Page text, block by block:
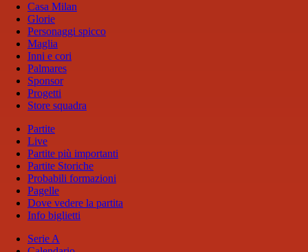
Casa Milan
Glorie
Personaggi spicco
Maglia
Inni e cori
Palmares
Sponsor
Progetti
Store squadra
Partite
Live
Partite più importanti
Partite Storiche
Probabili formazioni
Pagelle
Dove vedere la partita
Info biglietti
Serie A